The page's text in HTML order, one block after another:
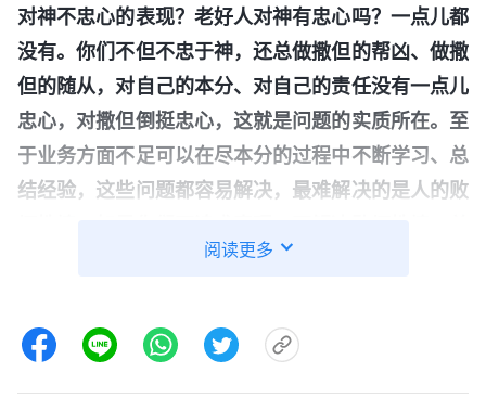
对神不忠心的表现？老好人对神有忠心吗？一点儿都
没有。你们不但不忠于神，还总做撒但的帮凶、做撒
但的随从，对自己的本分、对自己的责任没有一点儿
忠心，对撒但倒挺忠心，这就是问题的实质所在。至
于业务方面不足可以在尽本分的过程中不断学习、总
结经验，这些问题都容易解决，最难解决的是人的败
做老好人，看见谁做事违背原则了也不揭露对付，也
只能影响耽误教会工作。把尽本分当儿戏，一点儿不
负责任，不但影响了工作果效，还导致教会工作进度
一再拖延，这样尽本分是不是应付糊弄欺骗神？对神
阅读更多